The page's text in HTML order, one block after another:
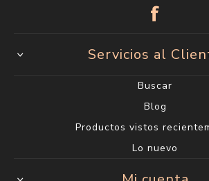
Servicios al
Buscar
Blog
Productos vistos
Lo nuevo